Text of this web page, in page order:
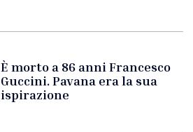
È morto a 86 anni Francesco
Guccini. Pavana era la sua
ispirazione